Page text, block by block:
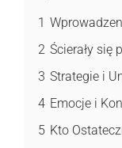
1
2 Ścierały się
3 Strategie i
4 Emocje i
5 Kto